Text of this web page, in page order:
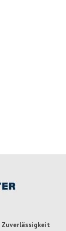
Zuverlässigkeit